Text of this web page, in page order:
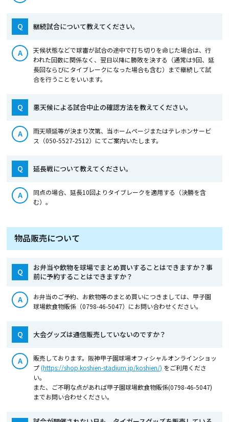
Q 継続試合について教えてください。
A
天候状態などで球審が試合の途中で打ち切りを命じた場合は、行
われた回数に関係なく、翌日以降に勝敗を決する（通常は9回、延
長回ならびにタイブレークになった場合も含む）まで継続して試
合を行うことをいいます。
Q 悪天候による試合中止の確認方法を教えてください。
A
雨天順延等が決まり次第、当ホームページまたはテレホンサービ
ス（050-5527-2512）にてご案内いたします。
Q 延長戦について教えてください。
A
同点の場合、延長10回よりタイブレークを適用する（決勝を含
む）。
物品販売について
Q
お弁当や飲物を球場でまとめ買いすることはできますか？事
前に予約することはできますか？
A
お弁当のご予約、お飲物等のまとめ買いにつきましては、甲子園
球場飲食物販係（0798-46-5047）にお問い合わせください。
Q 大会グッズは通信販売していないのですか？
A
販売しております。阪神甲子園球場オフィシャルオンラインショッ
プ(https://shop.koshien-stadium.jp/koshien/) をご利用くださ
い。
また、ご不明な点があれば甲子園球場飲食物販係(0798-46-5047)
までお問い合わせください。